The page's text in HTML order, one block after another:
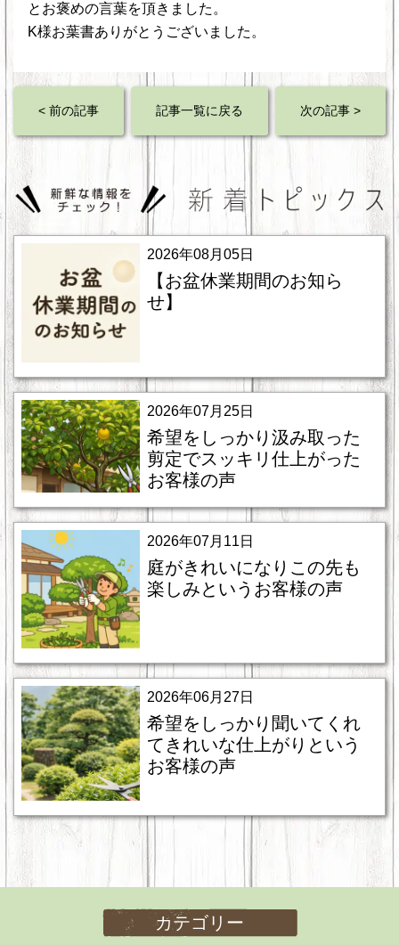
とお褒めの言葉を頂きました。
K様お葉書ありがとうございました。
< 前の記事 記事一覧に戻る 次の記事 >
2026年08月05日
【お盆休業期間のお知ら
せ】
2026年07月25日
希望をしっかり汲み取った
剪定でスッキリ仕上がった
お客様の声
2026年07月11日
庭がきれいになりこの先も
楽しみというお客様の声
2026年06月27日
希望をしっかり聞いてくれ
てきれいな仕上がりという
お客様の声
カテゴリー